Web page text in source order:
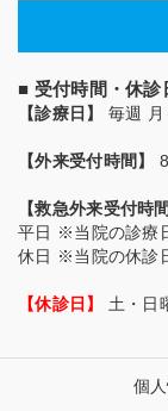
■ 受付時間・休診
【診療日】 毎週 月
【外来受付時間】
【救急外来受付時間
平日 ※当院の診療
休日 ※当院の休診
【休診日】 土・日
個